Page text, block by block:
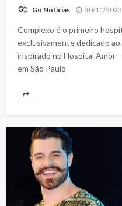
Go Notícias 30/11/2023
Complexo é o primeiro
exclusivamente dedicado
inspirado no Hospital Amor
em São Paulo